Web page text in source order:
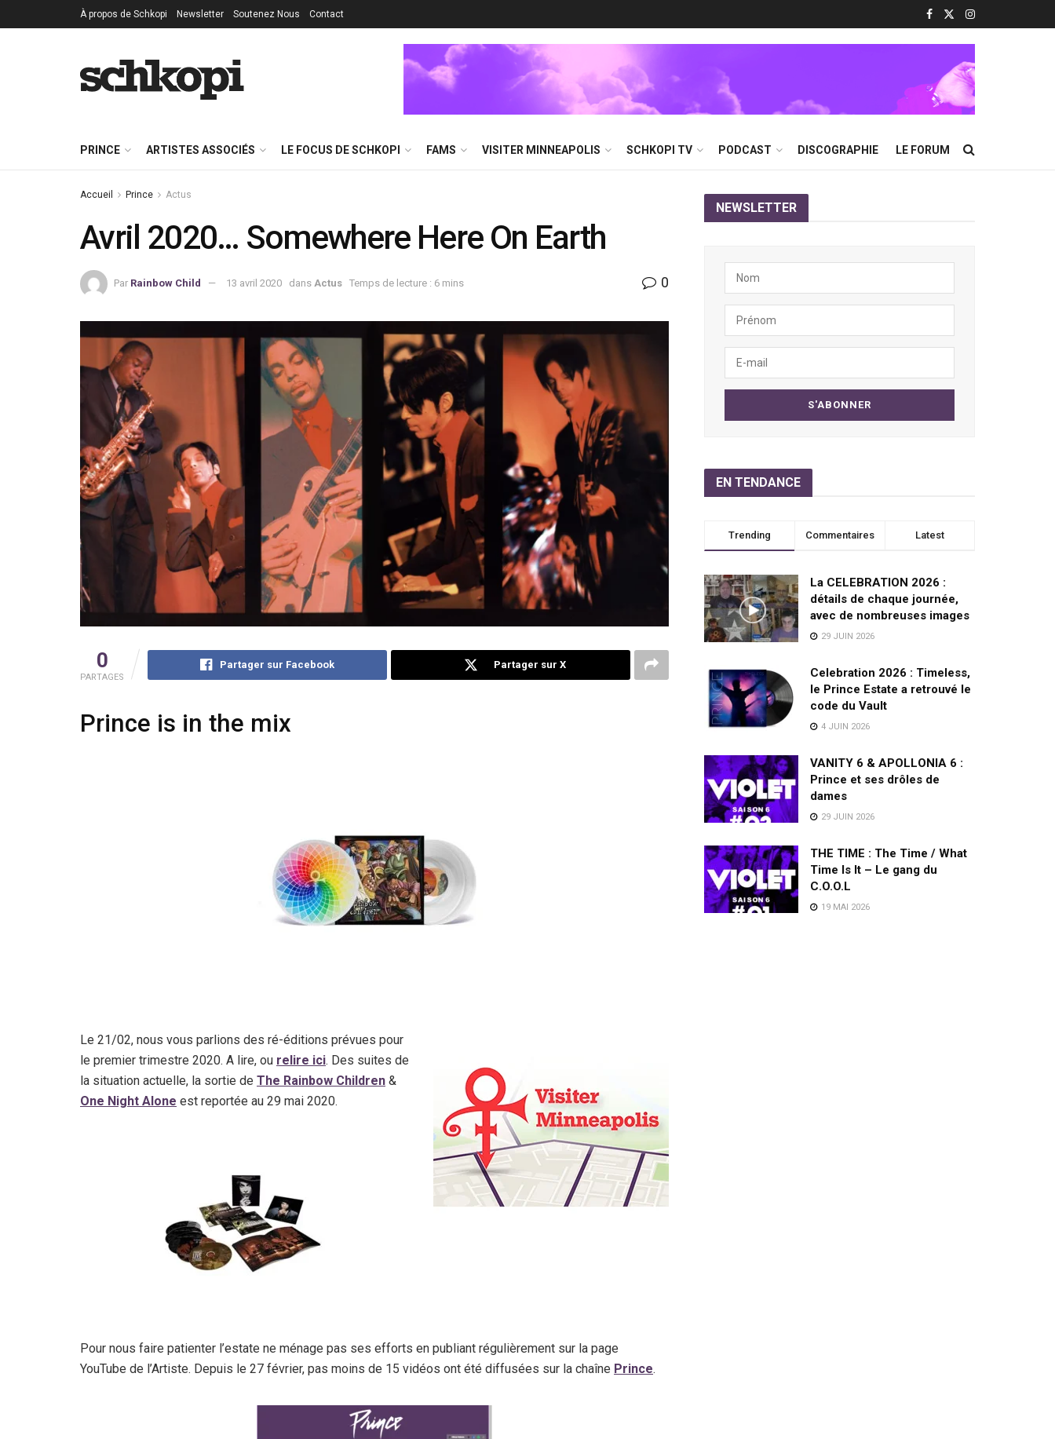
À propos de Schkopi Newsletter Soutenez Nous Contact
PRINCE ARTISTES ASSOCIÉS LE FOCUS DE SCHKOPI FAMS VISITER MINNEAPOLIS SCHKOPI TV PODCAST DISCOGRAPHIE LE FORUM
Accueil Prince Actus
Avril 2020… Somewhere Here On Earth
Par Rainbow Child 13 avril 2020 dans Actus Temps de lecture : 6 mins 0
0
PARTAGES
Partager sur Facebook Partager sur X
Prince is in the mix
Le 21/02, nous vous parlions des ré-éditions prévues pour
le premier trimestre 2020. A lire, ou relire ici. Des suites de
la situation actuelle, la sortie de The Rainbow Children &
One Night Alone est reportée au 29 mai 2020.
Pour nous faire patienter l’estate ne ménage pas ses efforts en publiant régulièrement sur la page
YouTube de l’Artiste. Depuis le 27 février, pas moins de 15 vidéos ont été diffusées sur la chaîne Prince.
NEWSLETTER
EN TENDANCE
Trending Commentaires Latest
La CELEBRATION 2026 :
détails de chaque journée,
avec de nombreuses images
29 JUIN 2026
Celebration 2026 : Timeless,
le Prince Estate a retrouvé le
code du Vault
4 JUIN 2026
VANITY 6 & APOLLONIA 6 :
Prince et ses drôles de
dames
29 JUIN 2026
THE TIME : The Time / What
Time Is It – Le gang du
C.O.O.L
19 MAI 2026